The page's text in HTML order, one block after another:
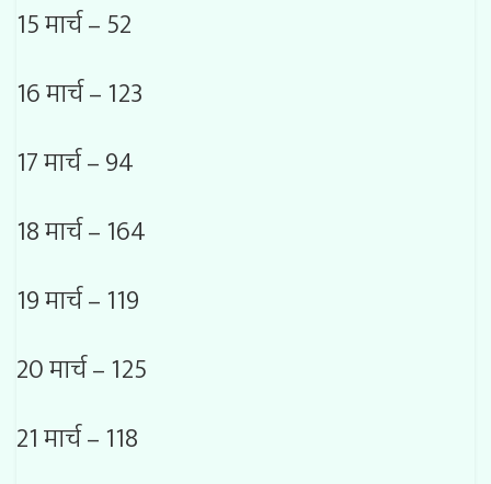
15 मार्च – 52
16 मार्च – 123
17 मार्च – 94
18 मार्च – 164
19 मार्च – 119
20 मार्च – 125
21 मार्च – 118